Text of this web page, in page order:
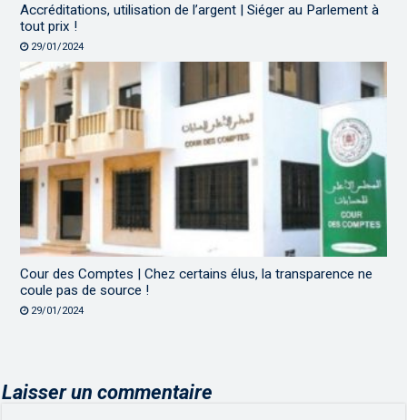
Accréditations, utilisation de l’argent | Siéger au Parlement à
tout prix !
29/01/2024
Cour des Comptes | Chez certains élus, la transparence ne
coule pas de source !
29/01/2024
Laisser un commentaire